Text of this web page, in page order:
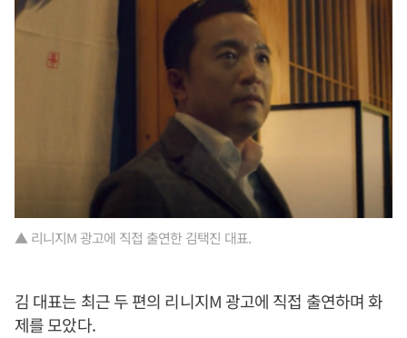
▲ 리니지M 광고에 직접 출연한 김택진 대표.
김 대표는 최근 두 편의 리니지M 광고에 직접 출연하며 화
제를 모았다.